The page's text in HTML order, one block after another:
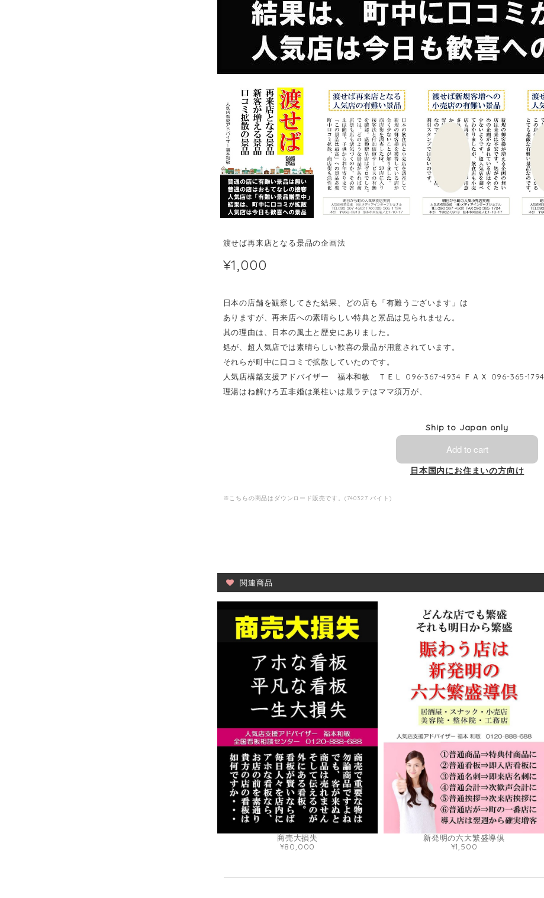
渡せば再来店となる景品の企画法
¥1,000
日本の店舗を観察してきた結果、どの店も「有難うございます」は
ありますが、再来店への素晴らしい特典と景品は見られません。
其の理由は、日本の風土と歴史にありました。
処が、超人気店では素晴らしい歓喜の景品が用意されています。
それらが町中に口コミで拡散していたのです。
人気店構築支援アドバイザー 福本和敏 ＴＥＬ 096-367-4934 ＦＡＸ 096-365-1794
理湯はね解けろ五非婚は巣柱いは最ラテはママ須万が、
Ship to Japan only
Add to cart
日本国内にお住まいの方向け
※こちらの商品はダウンロード販売です。(740327 バイト)
関連商品
商売大損失
¥80,000
新発明の六大繁盛導倶
¥1,500